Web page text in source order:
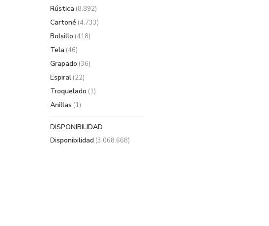
Rústica (8.892)
Cartoné (4.733)
Bolsillo (418)
Tela (46)
Grapado (36)
Espiral (22)
Troquelado (1)
Anillas (1)
DISPONIBILIDAD
Disponibilidad (3.068.668)